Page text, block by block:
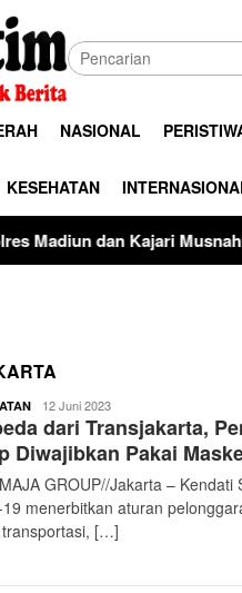
NASIONAL
KESEHATAN
Musnahkan Barang Bukti
buserjatim
12 Juni 2023
dari Transjakarta,
Diwajibkan Pakai
GROUP//Jakarta – Kendati
menerbitkan aturan
[…]